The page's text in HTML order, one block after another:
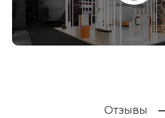
Отзывы